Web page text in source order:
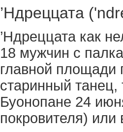
’Ндреццата
’Ндреццата как
18 мужчин с
главной площади
старинный
Буонопане 24
покровителя)